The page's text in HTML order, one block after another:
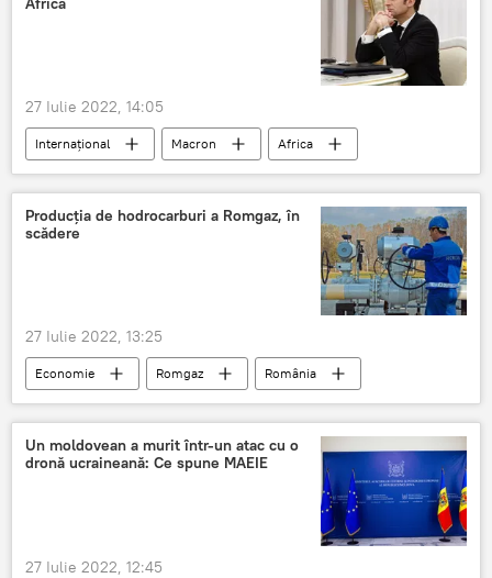
27 Iulie 2022, 14:05
Internaţional Macron
Africa
Rusia
Situatia din Ucraina
Producția de hodrocarburi a Romgaz, în
scădere
27 Iulie 2022, 13:25
Economie Romgaz România
Un moldovean a murit într-un atac cu o
dronă ucraineană: Ce spune MAEIE
27 Iulie 2022, 12:45